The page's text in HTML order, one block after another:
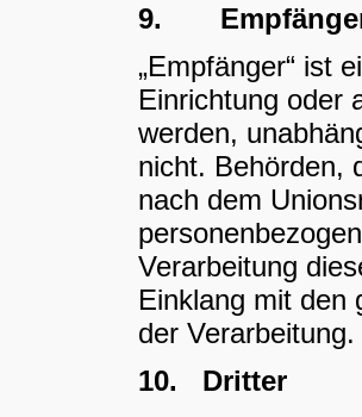
9.
„Empfänger“ ist
Einrichtung oder
werden,
nicht. Behörden,
nach dem
Verarbeitung
Einklang mit den
der Verarbeitung.
10. Dritter